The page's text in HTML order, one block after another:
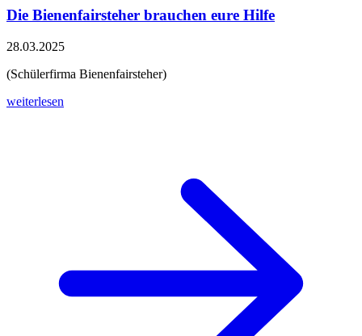
Die Bienenfairsteher brauchen eure Hilfe
28.03.2025
(Schülerfirma Bienenfairsteher)
weiterlesen